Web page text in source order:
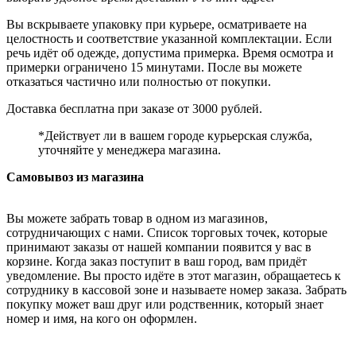
Вы вскрываете упаковку при курьере, осматриваете на
целостность и соответствие указанной комплектации. Если
речь идёт об одежде, допустима примерка. Время осмотра и
примерки ограничено 15 минутами. После вы можете
отказаться частично или полностью от покупки.
Доставка бесплатна при заказе от 3000 рублей.
*Действует ли в вашем городе курьерская служба,
уточняйте у менеджера магазина.
Самовывоз из магазина
Вы можете забрать товар в одном из магазинов,
сотрудничающих с нами. Список торговых точек, которые
принимают заказы от нашей компании появится у вас в
корзине. Когда заказ поступит в ваш город, вам придёт
уведомление. Вы просто идёте в этот магазин, обращаетесь к
сотруднику в кассовой зоне и называете номер заказа. Забрать
покупку может ваш друг или родственник, который знает
номер и имя, на кого он оформлен.